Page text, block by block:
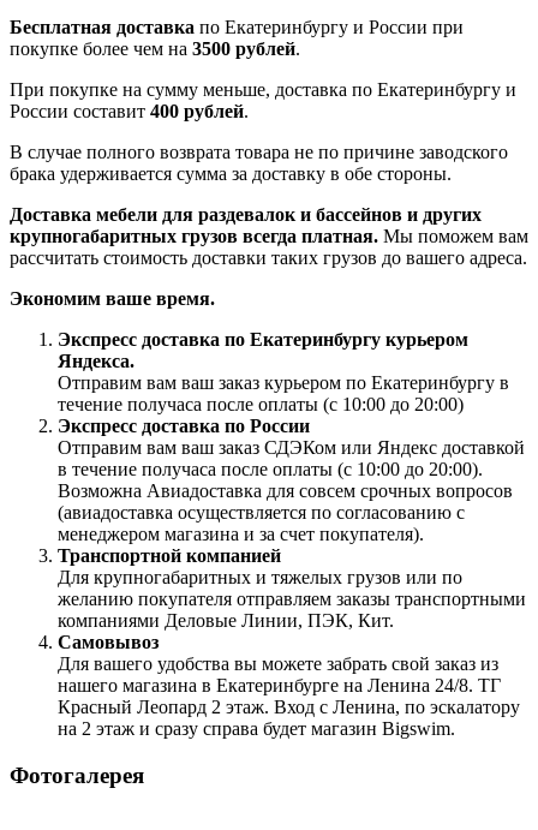
Бесплатная доставка по Екатеринбургу и России при
покупке более чем на 3500 рублей.
При покупке на сумму меньше, доставка по Екатеринбургу и
России составит 400 рублей.
В случае полного возврата товара не по причине заводского
брака удерживается сумма за доставку в обе стороны.
Доставка мебели для раздевалок и бассейнов и других
крупногабаритных грузов всегда платная. Мы поможем вам
рассчитать стоимость доставки таких грузов до вашего адреса.
Экономим ваше время.
Экспресс доставка по Екатеринбургу курьером
Яндекса.
Отправим вам ваш заказ курьером по Екатеринбургу в
течение получаса после оплаты (с 10:00 до 20:00)
Экспресс доставка по России
Отправим вам ваш заказ СДЭКом или Яндекс доставкой
в течение получаса после оплаты (с 10:00 до 20:00).
Возможна Авиадоставка для совсем срочных вопросов
(авиадоставка осуществляется по согласованию с
менеджером магазина и за счет покупателя).
Транспортной компанией
Для крупногабаритных и тяжелых грузов или по
желанию покупателя отправляем заказы транспортными
компаниями Деловые Линии, ПЭК, Кит.
Самовывоз
Для вашего удобства вы можете забрать свой заказ из
нашего магазина в Екатеринбурге на Ленина 24/8. ТГ
Красный Леопард 2 этаж. Вход с Ленина, по эскалатору
на 2 этаж и сразу справа будет магазин Bigswim.
Фотогалерея